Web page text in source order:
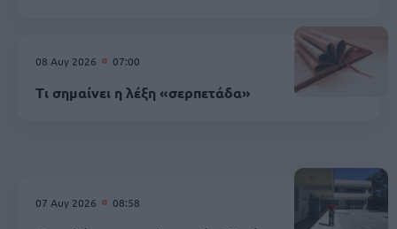
08 Αυγ 2026 07:00
Τι σημαίνει η λέξη «σερπετάδα»
07 Αυγ 2026 08:58